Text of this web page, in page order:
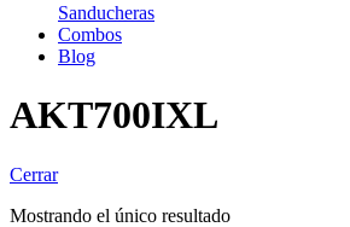
Sanducheras
Combos
Blog
AKT700IXL
Cerrar
Mostrando el único resultado